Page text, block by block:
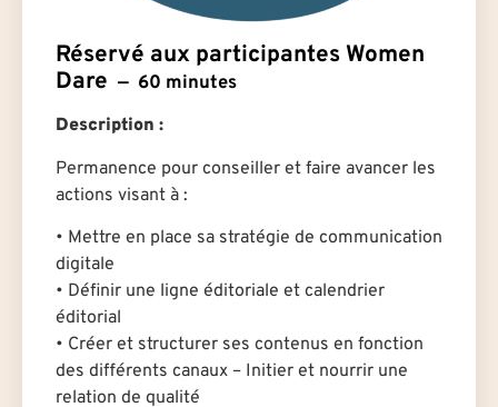
Réservé aux participantes Women
Dare
60 minutes
Description :
Permanence pour conseiller et faire avancer les
actions visant à :
• Mettre en place sa stratégie de communication
digitale
• Définir une ligne éditoriale et calendrier
éditorial
• Créer et structurer ses contenus en fonction
des différents canaux – Initier et nourrir une
relation de qualité